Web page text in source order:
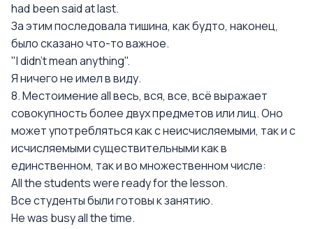
had been said at last.
За этим последовала тишина, как будто, наконец,
было сказано что-то важное.
"I didn't mean anything".
Я ничего не имел в виду.
8. Местоимение all весь, вся, все, всё выражает
совокупность более двух предметов или лиц. Оно
может употребляться как с неисчисляемыми, так и с
исчисляемыми существительными как в
единственном, так и во множественном числе:
All the students were ready for the lesson.
Все студенты были готовы к занятию.
Не was busy all the time.